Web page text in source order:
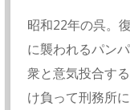
昭和22年の呉。
に襲われるパン
衆と意気投合す
け負って刑務所